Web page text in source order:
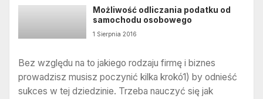
Możliwość odliczania podatku od
samochodu osobowego
1 Sierpnia 2016
Bez względu na to jakiego rodzaju firmę i biznes
prowadzisz musisz poczynić kilka krokó1) by odnieść
sukces w tej dziedzinie. Trzeba nauczyć się jak